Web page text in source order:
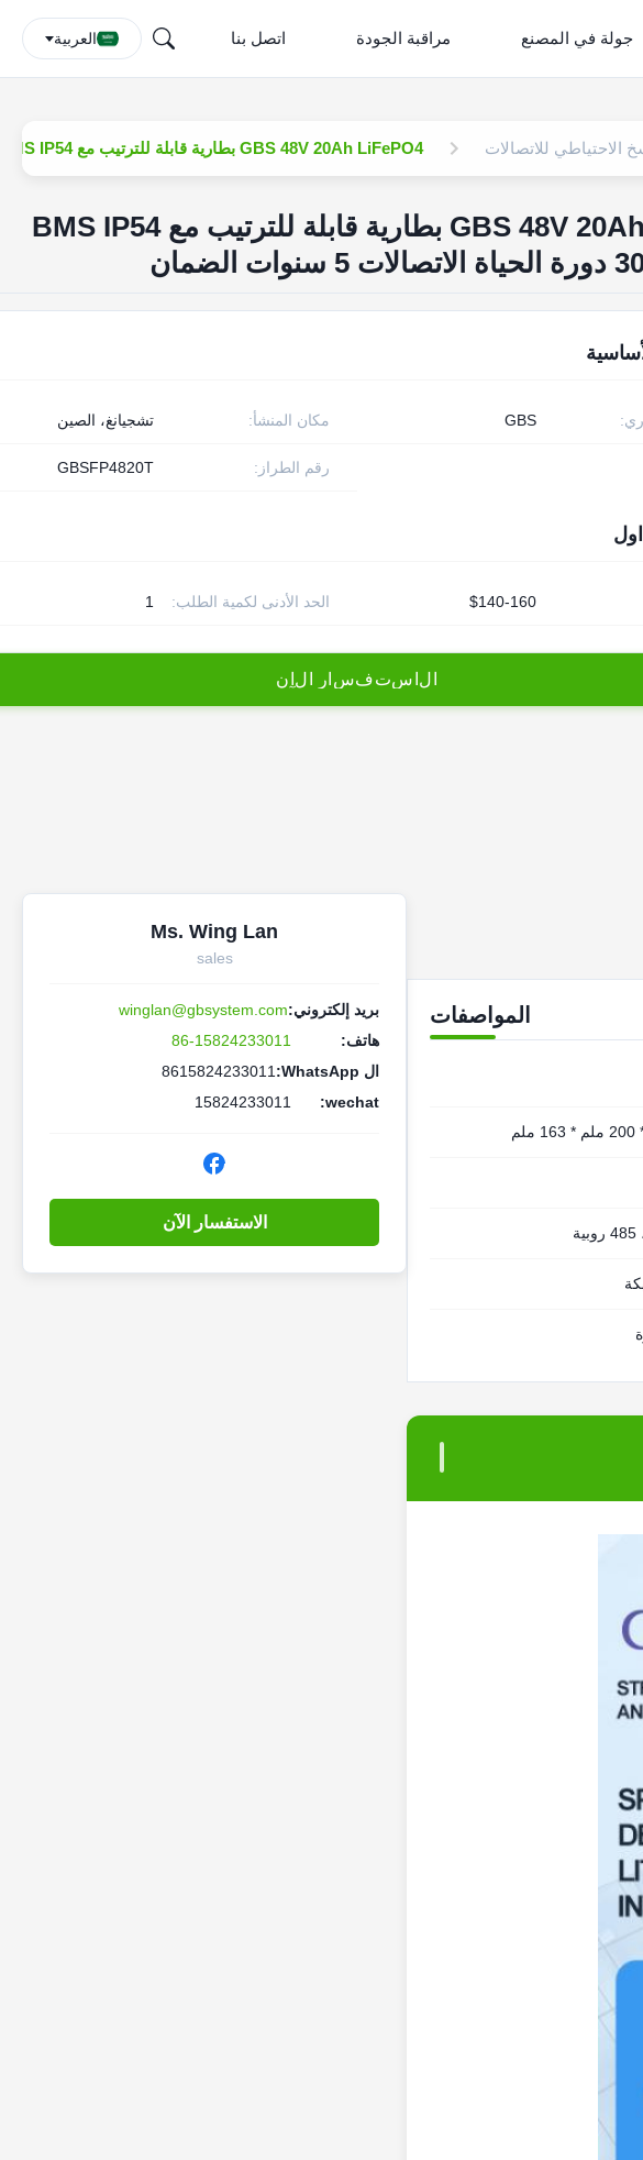
جولة في المصنع مراقبة الجودة اتصل بنا العربية
الاحتياطي للاتصالات GBS 48V 20Ah LiFePO4 بطارية قابلة للترتيب مع BMS IP54 الحماية 3000 دورة الحياة الاتصالات 5 سنوات الضمان
GBS 48V 20Ah LiFePO4 بطارية قابلة للترتيب مع BMS IP54
مكان المنشأ: تشجيانغ، الصين GBS
رقم الطراز: GBSFP4820T
الحد الأدنى لكمية الطلب: 1 $140-160
ل ستفس ر ل ن
المواصفات
Ms. Wing Lan
sales
بريد إلكتروني:winglan@gbsystem.com
هاتف:
86-15824233011
ال WhatsApp:
8615824233011
wechat:
15824233011
الاستفسار الآن